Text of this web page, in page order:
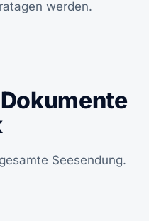
werden.
Seesendung.